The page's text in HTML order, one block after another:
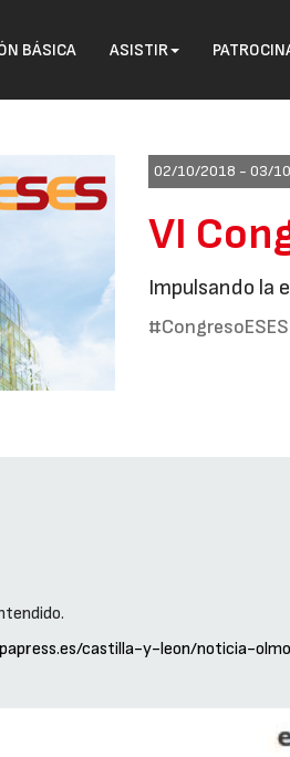
BÁSICA ASISTIR
02/10/2018 - 03/
VI
Impulsando la
#CongresoESES
castilla-y-leon/noticia-